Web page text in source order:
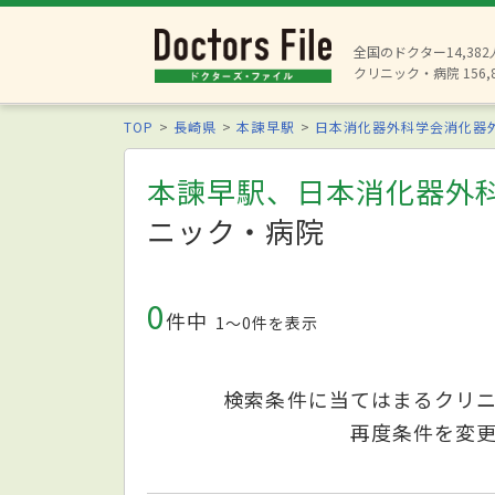
全国のドクター14,382
クリニック・病院
TOP 長崎県 本諫早駅 日本消化器外科学会消化器
本諫早駅、日本消化器外
ニック・病院
0件中 1〜0件を表示
検索条件に当てはまるクリ
再度条件を変